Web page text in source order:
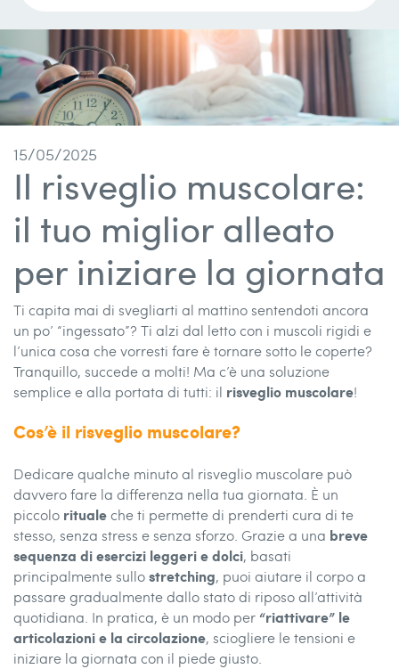
15/05/2025
Il risveglio muscolare:
il tuo miglior alleato
per iniziare la giornata
Ti capita mai di svegliarti al mattino sentendoti ancora
un po’ “ingessato”? Ti alzi dal letto con i muscoli rigidi e
l’unica cosa che vorresti fare è tornare sotto le coperte?
Tranquillo, succede a molti! Ma c’è una soluzione
semplice e alla portata di tutti: il risveglio muscolare!
Cos’è il risveglio muscolare?
Dedicare qualche minuto al risveglio muscolare può
davvero fare la differenza nella tua giornata. È un
piccolo ritualeche ti permette di prenderti cura di te
stesso, senza stress e senza sforzo. Grazie a una breve
sequenza di esercizi leggeri e dolci, basati
principalmente sullostretching, puoi aiutare il corpo a
passare gradualmente dallo stato di riposo all’attività
quotidiana. In pratica, è un modo per“riattivare” le
articolazioni e la circolazione, sciogliere le tensioni e
iniziare la giornata con il piede giusto.